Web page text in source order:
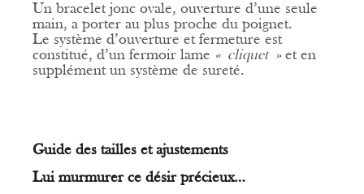
Un bracelet jonc ovale, ouverture d’une seule
main, a porter au plus proche du poignet.
Le système d’ouverture et fermeture est
constitué, d’un fermoir lame « cliquet »et en
supplément un système de sureté.
Guide des tailles et ajustements
Lui murmurer ce désir précieux…